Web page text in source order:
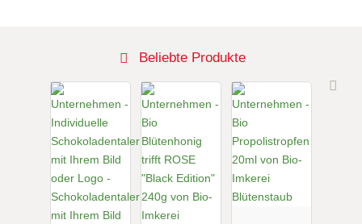
Beliebte Produkte